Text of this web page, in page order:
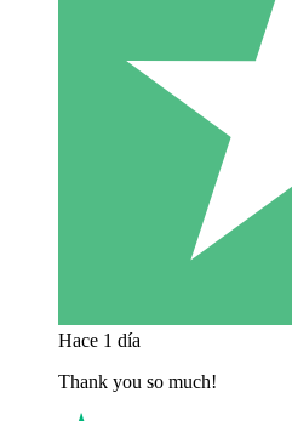
Hace 1 día
Thank you so much!